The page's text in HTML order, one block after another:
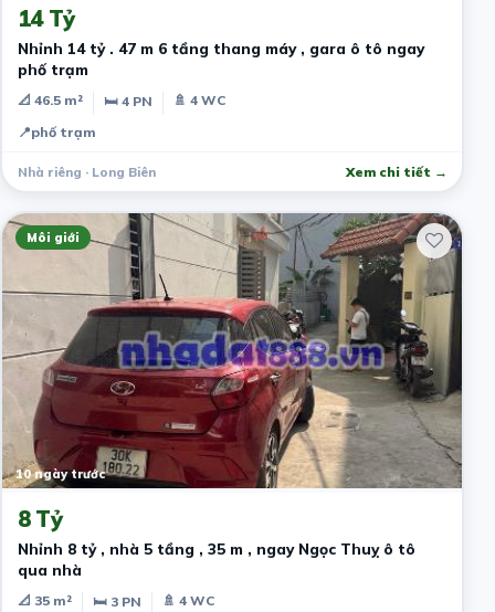
14 Tỷ
Nhỉnh 14 tỷ . 47 m 6 tầng thang máy , gara ô tô ngay
phố trạm
📐 46.5 m² 🛏 4 PN
🚿 4 WC
📍phố trạm
Nhà riêng · Long Biên Xem chi tiết →
Môi giới
10 ngày trước
8 Tỷ
Nhỉnh 8 tỷ , nhà 5 tầng , 35 m , ngay Ngọc Thuỵ ô tô
qua nhà
📐 35 m² 🛏 3 PN
🚿 4 WC